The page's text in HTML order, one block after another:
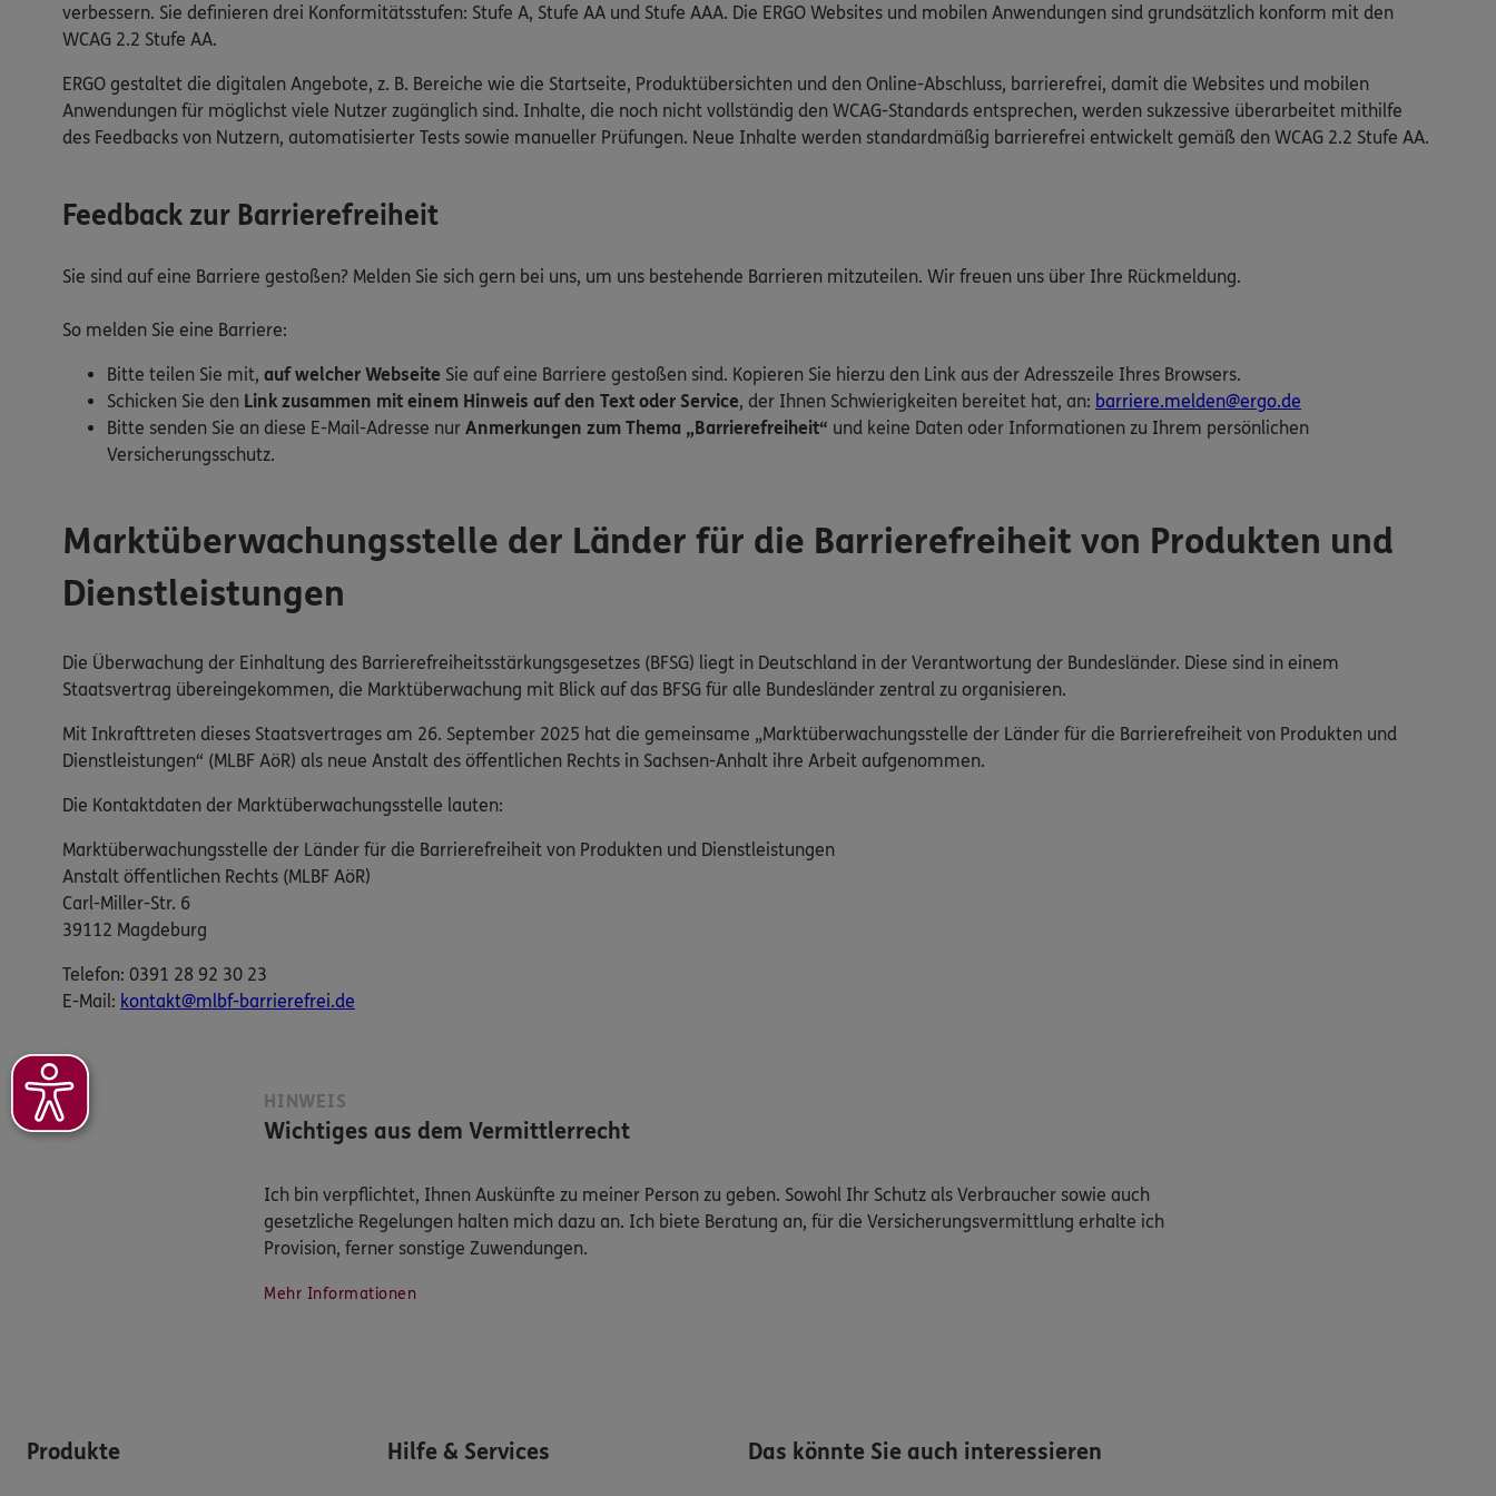
verbessern. Sie definieren drei Konformitätsstufen: Stufe A, Stufe AA und Stufe AAA. Die ERGO Websites und mobilen Anwendungen sind grundsätzlich konform mit den
WCAG 2.2 Stufe AA.
ERGO gestaltet die digitalen Angebote, z. B. Bereiche wie die Startseite, Produktübersichten und den Online-Abschluss, barrierefrei, damit die Websites und mobilen
Anwendungen für möglichst viele Nutzer zugänglich sind. Inhalte, die noch nicht vollständig den WCAG-Standards entsprechen, werden sukzessive überarbeitet mithilfe
des Feedbacks von Nutzern, automatisierter Tests sowie manueller Prüfungen. Neue Inhalte werden standardmäßig barrierefrei entwickelt gemäß den WCAG 2.2 Stufe AA.
Feedback zur Barrierefreiheit
Sie sind auf eine Barriere gestoßen? Melden Sie sich gern bei uns, um uns bestehende Barrieren mitzuteilen. Wir freuen uns über Ihre Rückmeldung.
So melden Sie eine Barriere:
Bitte teilen Sie mit, auf welcher Webseite Sie auf eine Barriere gestoßen sind. Kopieren Sie hierzu den Link aus der Adresszeile Ihres Browsers.
Schicken Sie den Link zusammen mit einem Hinweis auf den Text oder Service, der Ihnen Schwierigkeiten bereitet hat, an: barriere.melden@ergo.de
Bitte senden Sie an diese E-Mail-Adresse nur Anmerkungen zum Thema „Barrierefreiheit“ und keine Daten oder Informationen zu Ihrem persönlichen
Versicherungsschutz.
Marktüberwachungsstelle der Länder für die Barrierefreiheit von Produkten und
Dienstleistungen
Die Überwachung der Einhaltung des Barrierefreiheitsstärkungsgesetzes (BFSG) liegt in Deutschland in der Verantwortung der Bundesländer. Diese sind in einem
Staatsvertrag übereingekommen, die Marktüberwachung mit Blick auf das BFSG für alle Bundesländer zentral zu organisieren.
Mit Inkrafttreten dieses Staatsvertrages am 26. September 2025 hat die gemeinsame „Marktüberwachungsstelle der Länder für die Barrierefreiheit von Produkten und
Dienstleistungen“ (MLBF AöR) als neue Anstalt des öffentlichen Rechts in Sachsen-Anhalt ihre Arbeit aufgenommen.
Die Kontaktdaten der Marktüberwachungsstelle lauten:
Marktüberwachungsstelle der Länder für die Barrierefreiheit von Produkten und Dienstleistungen
Anstalt öffentlichen Rechts (MLBF AöR)
Carl-Miller-Str. 6
39112 Magdeburg
Telefon: 0391 28 92 30 23
E-​Mail: kontakt@mlbf-barrierefrei.de
HINWEIS
Wichtiges aus dem Vermittlerrecht
Ich bin verpflichtet, Ihnen Auskünfte zu meiner Person zu geben. Sowohl Ihr Schutz als Verbraucher sowie auch
gesetzliche Regelungen halten mich dazu an. Ich biete Beratung an, für die Versicherungsvermittlung erhalte ich
Provision, ferner sonstige Zuwendungen.
Mehr Informationen
Produkte Hilfe & Services Das könnte Sie auch interessieren